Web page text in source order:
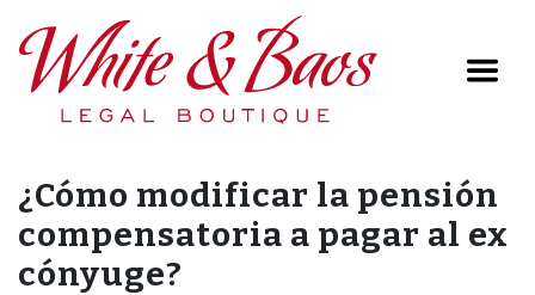
Main Navigation
¿Cómo modificar la pensión
compensatoria a pagar al ex
cónyuge?